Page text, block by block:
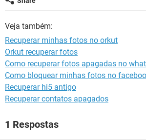
GUIA DE COMPRAS
Veja também:
Recuperar minhas fotos no orkut
Orkut recuperar fotos
Como recuperar fotos apagadas no
Como bloquear minhas fotos no
Recuperar hi5 antigo
Recuperar contatos apagados
1 Respostas